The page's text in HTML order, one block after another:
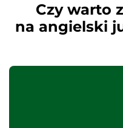
Czy warto
na angielski